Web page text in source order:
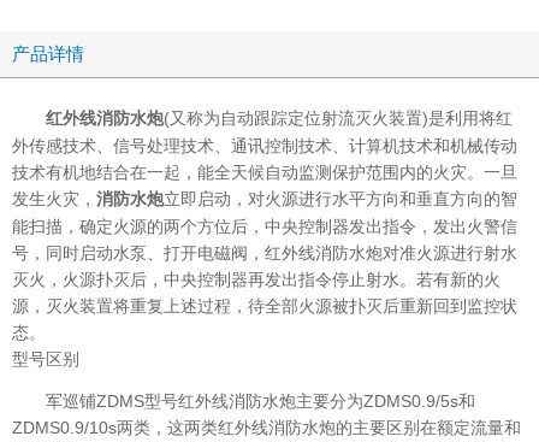
产品详情
红外线消防水炮(又称为自动跟踪定位射流灭火装置)是利用将红
外传感技术、信号处理技术、通讯控制技术、计算机技术和机械传动
技术有机地结合在一起，能全天候自动监测保护范围内的火灾。一旦
发生火灾， 消防水炮立即启动，对火源进行水平方向和垂直方向的智
能扫描，确定火源的两个方位后，中央控制器发出指令，发出火警信
号，同时启动水泵、打开电磁阀，红外线消防水炮对准火源进行射水
灭火，火源扑灭后，中央控制器再发出指令停止射水。若有新的火
源，灭火装置将重复上述过程，待全部火源被扑灭后重新回到监控状
态。
型号区别
军巡铺ZDMS型号红外线消防水炮主要分为ZDMS0.9/5s和
ZDMS0.9/10s两类，这两类红外线消防水炮的主要区别在额定流量和